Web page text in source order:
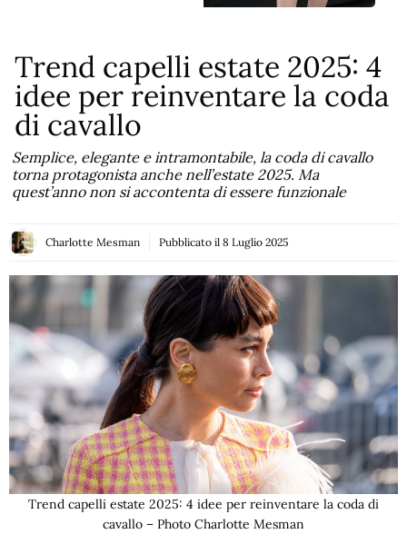
Trend capelli estate 2025: 4
idee per reinventare la coda
di cavallo
Semplice, elegante e intramontabile, la coda di cavallo
torna protagonista anche nell’estate 2025. Ma
quest’anno non si accontenta di essere funzionale
Charlotte Mesman Pubblicato il 8 Luglio 2025
Trend capelli estate 2025: 4 idee per reinventare la coda di
cavallo – Photo Charlotte Mesman